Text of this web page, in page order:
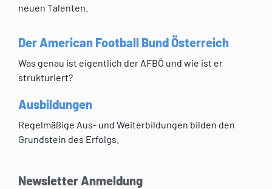
neuen Talenten.
Der American Football Bund Österreich
Was genau ist eigentlich der AFBÖ und wie ist er
strukturiert?
Ausbildungen
Regelmäßige Aus- und Weiterbildungen bilden den
Grundstein des Erfolgs.
Newsletter Anmeldung